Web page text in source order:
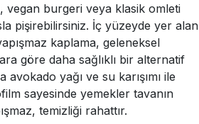
vegan burgeri veya klasik omleti
pişirebilirsiniz. İç yüzeyde yer alan
kaplama, geleneksel
göre daha sağlıklı bir alternatif
yağı ve su karışımı ile
sayesinde yemekler tavanın
temizliği rahattır.